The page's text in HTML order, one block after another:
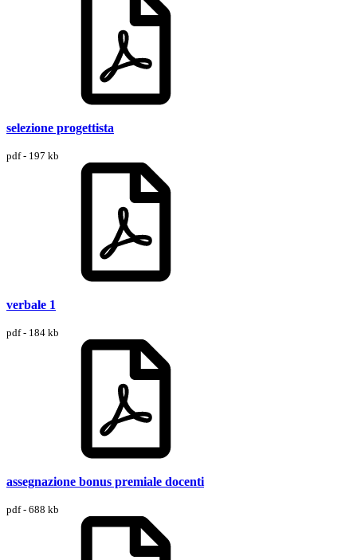
selezione progettista
pdf - 197 kb
verbale 1
pdf - 184 kb
assegnazione bonus premiale docenti
pdf - 688 kb